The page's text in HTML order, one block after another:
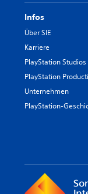
Infos
Über SIE
Karriere
PlayStation Studios
PlayStation
Unternehmen
PlayStation-